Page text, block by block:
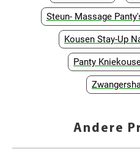
Steun- Massage
Kousen Stay-Up
Panty
Andere